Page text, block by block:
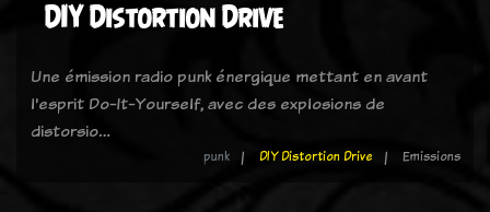
DIY Distortion Drive
Une émission radio punk énergique mettant en avant
l'esprit Do-It-Yourself, avec des explosions de
distorsio…
punk DIY Distortion Drive Emissions